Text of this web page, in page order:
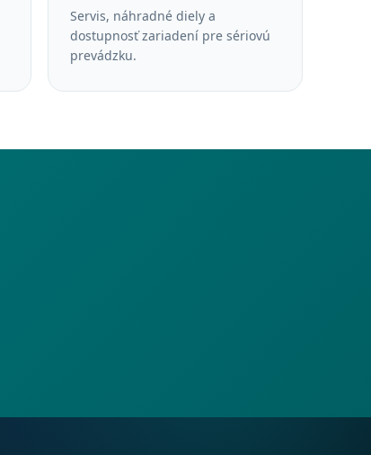
Servis, náhradné diely a
dostupnosť zariadení pre sériovú
prevádzku.